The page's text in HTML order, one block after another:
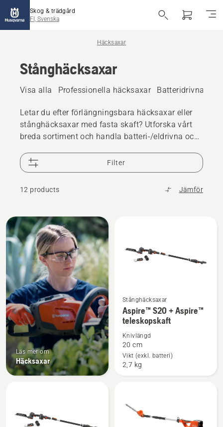
Skog & trädgård
FI, Svenska
Häcksaxar
Stånghäcksaxar
Visa alla Professionella häcksaxar Batteridrivna och
Letar du efter förlängningsbara häcksaxar eller
stånghäcksaxar med fasta skaft? Utforska vårt
breda sortiment och handla batteri-/eldrivna och
med lång räckvidd för hemmabruk och
professionellt bruk.
Filter
12 products Jämför
Alla
produkter
Läs mer om
Häcksaxar
Se
mer
information
om
Aspire™
S20
Stånghäcksaxar
Aspire™ S20 + Aspire™
teleskopskaft
Knivlängd
20 cm
Vikt (exkl. batteri)
2,7 kg